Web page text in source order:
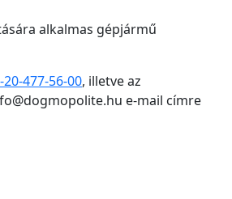
alkalmas gépjármű
20-477-56-00, illetve az
e-mail címre